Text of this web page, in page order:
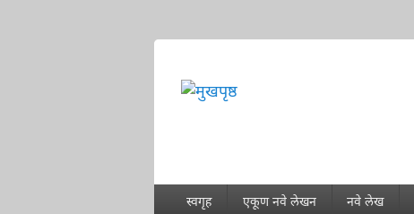
स्वगृह एकूण नवे लेखन नवे लेख